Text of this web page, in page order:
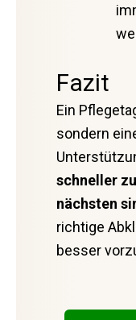
Fazit
Ein
sondern
schneller
nächsten
richtige
besser